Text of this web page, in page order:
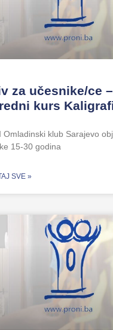
za učesnike/ce –
kurs
Omladinski klub Sarajevo
15-30 godina
SVE »